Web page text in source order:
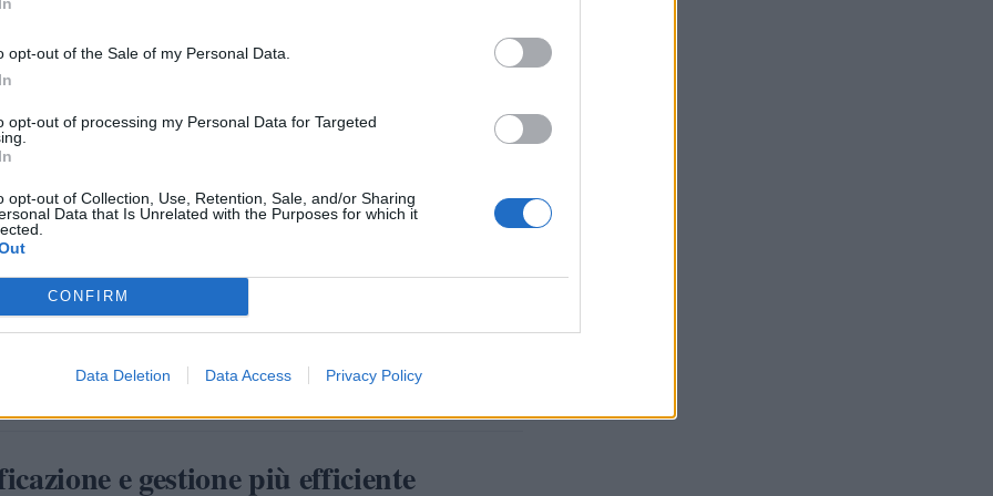
opt-out of the Sale of my Personal Data.
opt-out of processing my Personal Data for Targeted
opt-out of Collection, Use, Retention, Sale, and/or Sharing
Data that Is Unrelated with the Purposes for which it
CONFIRM
Data Deletion Data Access Privacy Policy
fiscale
non concorra alla formazione del reddito da lavoro
risultando di fatto esente da contributi e imposte.
pur garantendo un beneficio tangibile ai lavoratori. In sostanza,
in buoni pasto vale di più rispetto a un euro erogato sotto
dipendente il vantaggio è evidente: l’importo ricevuto non
e può essere utilizzato integralmente. Questo aumenta il
e rafforza la percezione di un’azienda attenta a offrire
vantaggiosi.
e gestione più efficiente